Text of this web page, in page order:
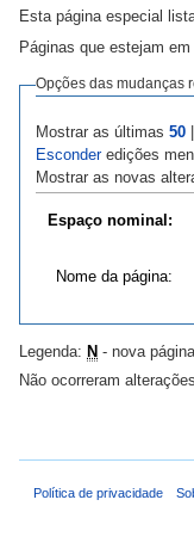
Esta página especial
Páginas que estejam em
Opções das mudanças
Mostrar as últimas 50|
Esconderedições
Mostrar as novas
Espaço nominal:
Nome da página:
Legenda: N - nova
Não ocorreram
Política de privacidade